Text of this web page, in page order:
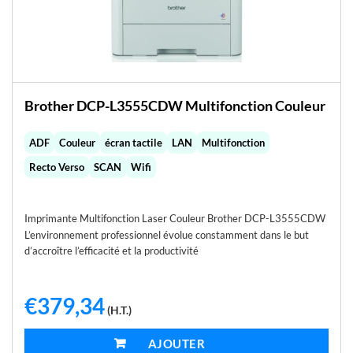
Brother DCP-L3555CDW Multifonction Couleur
ADF Couleur écran tactile LAN
Multifonction
Recto Verso
SCAN Wifi
Imprimante Multifonction Laser Couleur Brother DCP-L3555CDW
L’environnement professionnel évolue constamment dans le but
d’accroître l’efficacité et la productivité
€379,34(H.T.)
AJOUTER AU PANIER